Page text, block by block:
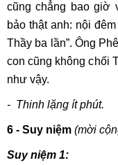
cũng chẳng bao giờ
bảo thật anh: nội
Thầy ba lần”. Ông
con cũng không chối
như vậy.
- Thinh lặng ít phút.
6 - Suy niệm (mời
Suy niệm 1: